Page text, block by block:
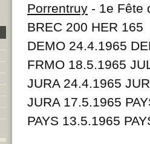
Porrentruy - 1e Fête
BREC 200 HER 165
DEMO 24.4.1965
FRMO 18.5.1965
JURA 24.4.1965
JURA 17.5.1965
PAYS 13.5.1965